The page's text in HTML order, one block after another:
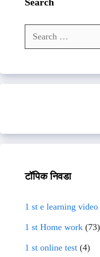
Search
for:
टॉपिक निवडा
1 st e learning video
1 st Home work (73)
1 st online test (4)